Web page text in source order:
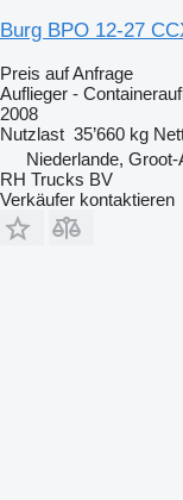
Burg BPO 12-27
Preis auf Anfrage
Auflieger -
2008
Nutzlast 35’660 kg
Niederlande,
RH Trucks BV
Verkäufer kontaktieren